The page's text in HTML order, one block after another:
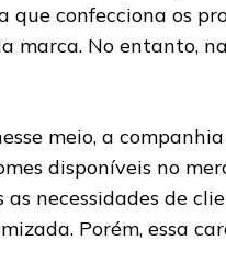
que confecciona os
marca. No entanto, na
meio, a
disponíveis no
as necessidades de
Porém, essa